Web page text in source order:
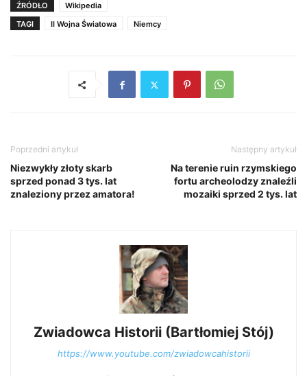
ŹRÓDŁO
Wikipedia
TAGI
II Wojna Światowa Niemcy
Poprzedni artykuł
Niezwykły złoty skarb
sprzed ponad 3 tys. lat
znaleziony przez amatora!
Następny artykuł
Na terenie ruin rzymskiego
fortu archeolodzy znaleźli
mozaiki sprzed 2 tys. lat
Zwiadowca Historii (Bartłomiej Stój)
https://www.youtube.com/zwiadowcahistorii